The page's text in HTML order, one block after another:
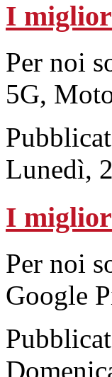
I
Per noi
5G,
Lunedì,
I
Per noi
Google